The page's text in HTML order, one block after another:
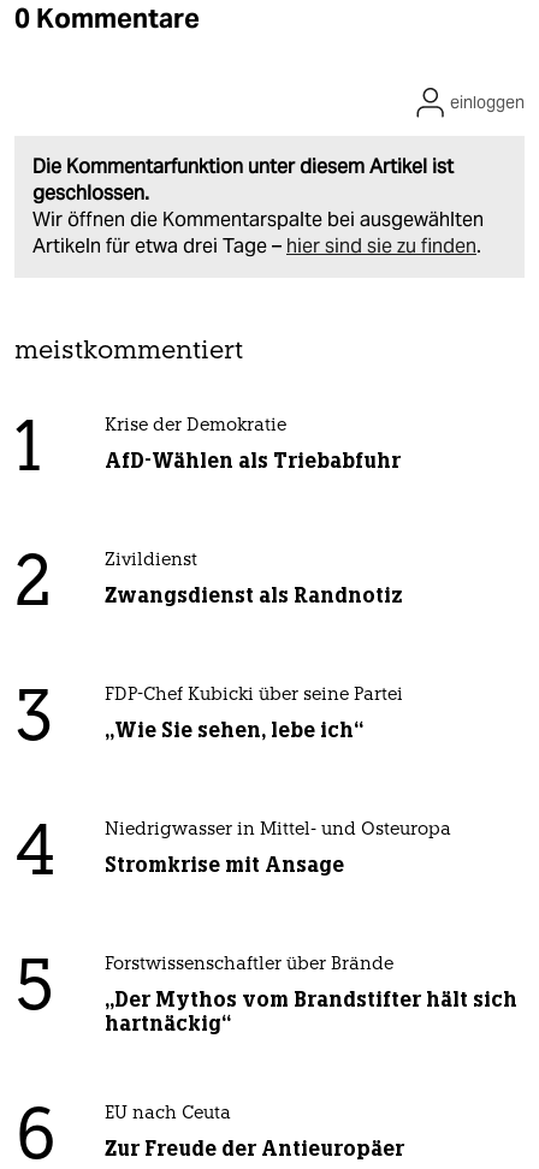
0 Kommentare
Die Kommentarfunktion unter diesem Artikel ist
geschlossen.
Wir öffnen die Kommentarspalte bei ausgewählten
Artikeln für etwa drei Tage – hier sind sie zu finden.
einloggen
meistkommentiert
1 Krise der Demokratie
AfD-Wählen als Triebabfuhr
2 Zivildienst
Zwangsdienst als Randnotiz
3 FDP-Chef Kubicki über seine Partei
„Wie Sie sehen, lebe ich“
4 Niedrigwasser in Mittel- und Osteuropa
Stromkrise mit Ansage
5 Forstwissenschaftler über Brände
„Der Mythos vom Brandstifter hält sich
hartnäckig“
6 EU nach Ceuta
Zur Freude der Antieuropäer